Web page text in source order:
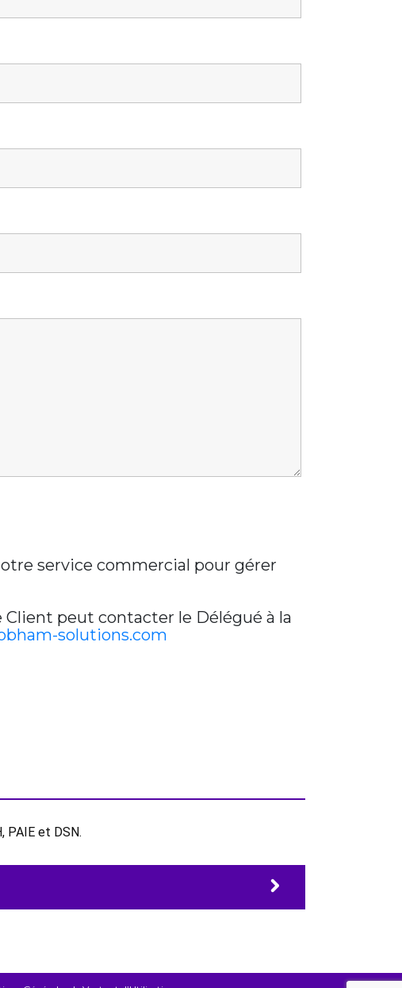
service commercial pour gérer
peut contacter le Délégué à la
solutions.com
PAIE et DSN.